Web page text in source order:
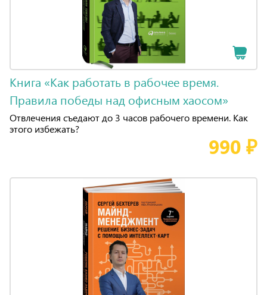
Книга «Как работать в рабочее время.
Правила победы над офисным хаосом»
Отвлечения съедают до 3 часов рабочего времени. Как
этого избежать?
990 ₽